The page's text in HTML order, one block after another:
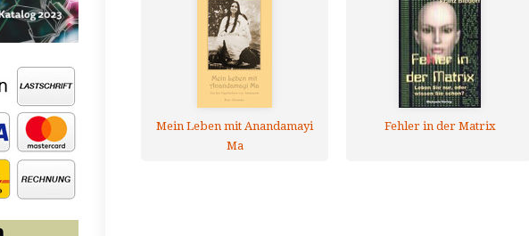
Mein Leben mit Anandamayi
Ma
Fehler in der Matrix